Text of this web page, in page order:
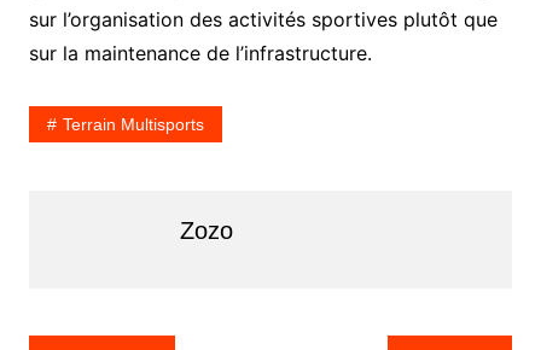
sur l’organisation des activités sportives plutôt que
sur la maintenance de l’infrastructure.
Terrain Multisports
Zozo